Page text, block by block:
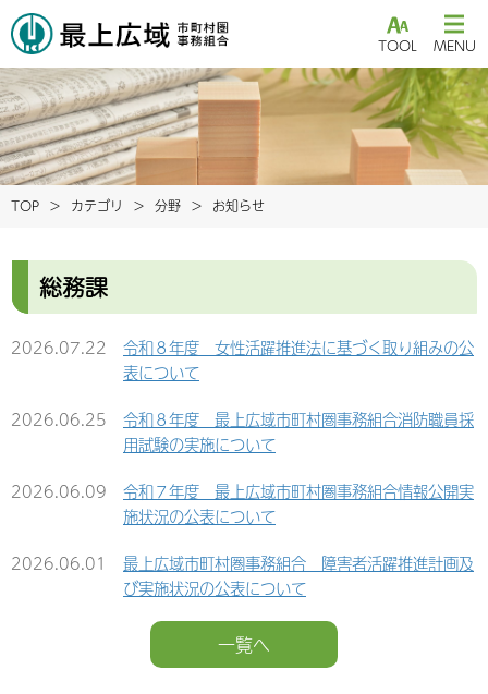
TOOL MENU
TOP カテゴリ 分野 お知らせ
総務課
2026.07.22
令和８年度 女性活躍推進法に基づく取り組みの公
表について
2026.06.25
令和８年度 最上広域市町村圏事務組合消防職員採
用試験の実施について
2026.06.09
令和７年度 最上広域市町村圏事務組合情報公開実
施状況の公表について
2026.06.01
最上広域市町村圏事務組合 障害者活躍推進計画及
び実施状況の公表について
令和６年度事務事業評価票の公表について
一覧へ